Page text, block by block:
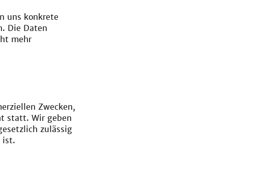
uns konkrete
Die Daten
mehr
Zwecken,
statt. Wir geben
zulässig
ist.